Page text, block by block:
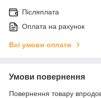
Післяплата
Оплата на рахунок
Всі умови оплати
Умови повернення
Повернення товару